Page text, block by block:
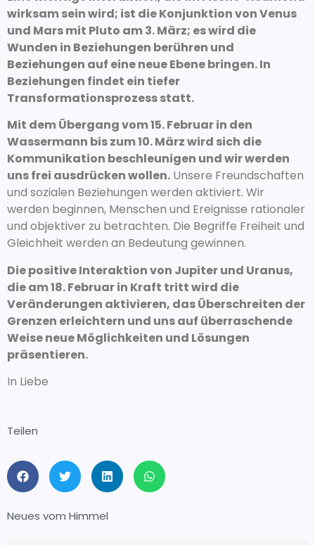
wirksam sein wird; ist die Konjunktion von Venus
und Mars mit Pluto am 3. März; es wird die
Wunden in Beziehungen berühren und
Beziehungen auf eine neue Ebene bringen. In
Beziehungen findet ein tiefer
Transformationsprozess statt.
Mit dem Übergang vom 15. Februar in den
Wassermann bis zum 10. März wird sich die
Kommunikation beschleunigen und wir werden
uns frei ausdrücken wollen. Unsere Freundschaften
und sozialen Beziehungen werden aktiviert. Wir
werden beginnen, Menschen und Ereignisse rationaler
und objektiver zu betrachten. Die Begriffe Freiheit und
Gleichheit werden an Bedeutung gewinnen.
Die positive Interaktion von Jupiter und Uranus,
die am 18. Februar in Kraft tritt wird die
Veränderungen aktivieren, das Überschreiten der
Grenzen erleichtern und uns auf überraschende
Weise neue Möglichkeiten und Lösungen
präsentieren.
In Liebe
Teilen
Neues vom Himmel